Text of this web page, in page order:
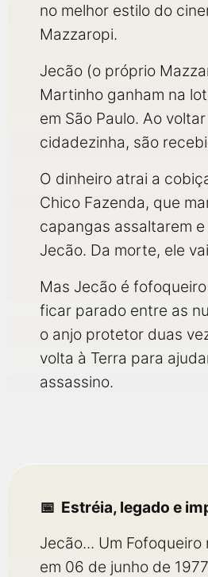
no melhor estilo do
Mazzaropi.
Jecão (o próprio
Martinho ganham na
em São Paulo. Ao
cidadezinha, são
O dinheiro atrai a
Chico Fazenda, que
capangas assaltarem
Jecão. Da morte, ele
Mas Jecão é
ficar parado entre as
o anjo protetor duas
volta à Terra para
assassino.
Estréia, legado e
Jecão... Um Fofoqueiro
em 06 de junho de